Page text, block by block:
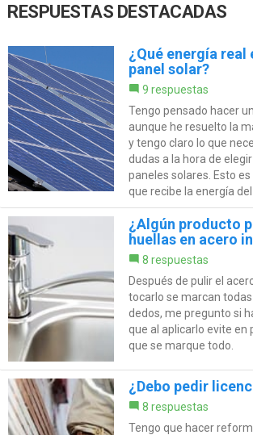
RESPUESTAS DESTACADAS
¿Qué energía real
panel solar?
9 respuestas
Tengo pensado hacer
aunque he resuelto la
y tengo claro lo que
dudas a la hora de
paneles solares. Esto
que recibe la energía del
¿Algún producto
huellas en acero
8 respuestas
Después de pulir el
tocarlo se marcan
dedos, me pregunto si
que al aplicarlo evite
que se marque todo.
¿Debo pedir
8 respuestas
Tengo que hacer